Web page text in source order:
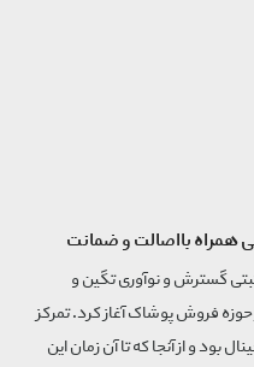
بااصالت و ضمانت
سال 1395 با نام ثبتی گسترش و نوآوری تگین و
را در حوزه فروش پوشاک آغاز کرد. تمرکز
بود و از آنجا که تا آن زمان این